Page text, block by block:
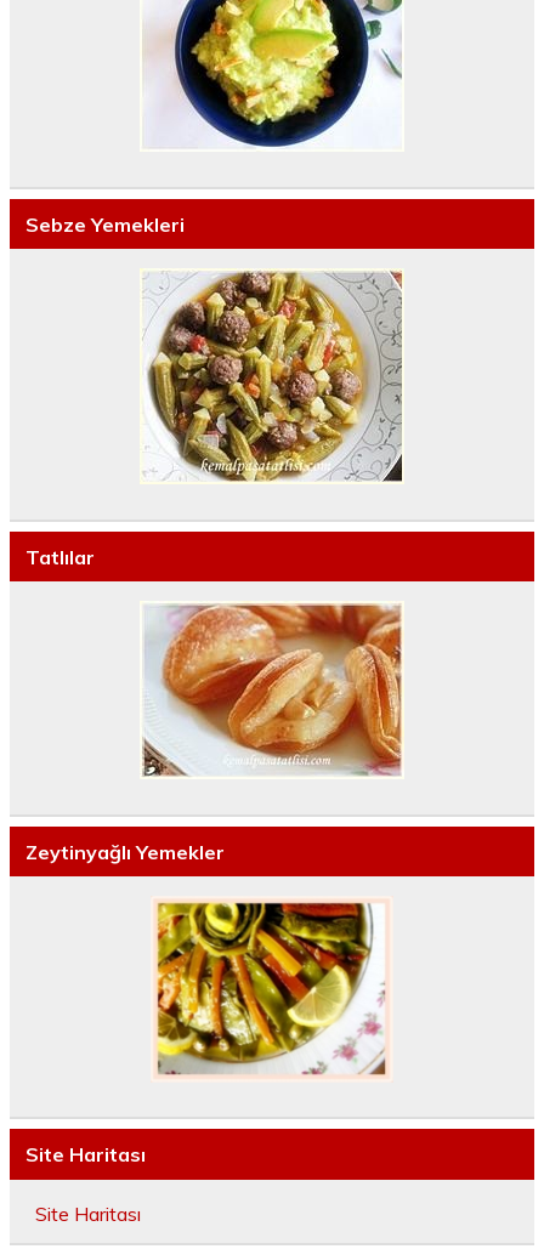
Sebze Yemekleri
Tatlılar
Zeytinyağlı Yemekler
Site Haritası
Site Haritası